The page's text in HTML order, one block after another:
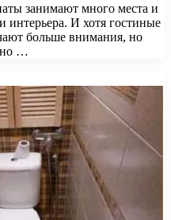
занимают много места и
интерьера. И хотя гостиные
больше внимания, но
…